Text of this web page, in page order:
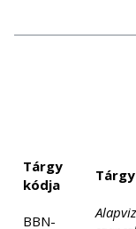
Tárgy
kódja
BBN-